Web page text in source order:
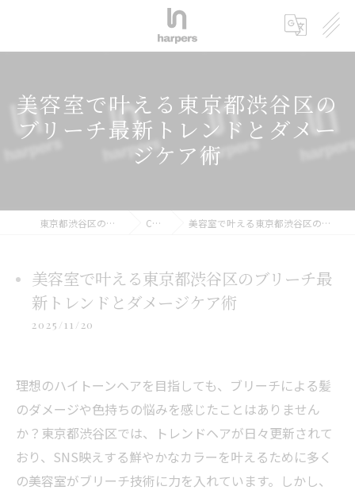
美容室で叶える東京都渋谷区の
ブリーチ最新トレンドとダメー
ジケア術
東京都渋谷区の美容室ならharpers 渋谷 COLUMN 美容室で叶える東京都渋谷区のブリーチ最新トレンドとダメージケア術
美容室で叶える東京都渋谷区のブリーチ最
新トレンドとダメージケア術
2025/11/20
理想のハイトーンヘアを目指しても、ブリーチによる髪
のダメージや色持ちの悩みを感じたことはありません
か？東京都渋谷区では、トレンドヘアが日々更新されて
おり、SNS映えする鮮やかなカラーを叶えるために多く
の美容室がブリーチ技術に力を入れています。しかし、